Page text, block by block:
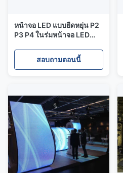
หน้าจอ LED แบบยืดหยุ่น P2
P3 P4 ในร่มหน้าจอ LED
สอบถามตอนนี้